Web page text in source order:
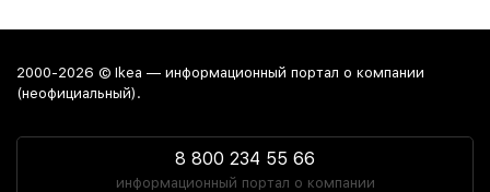
2000-2026 © Ikea — информационный портал о компании
(неофициальный).
8 800 234 55 66
информационный портал о компании